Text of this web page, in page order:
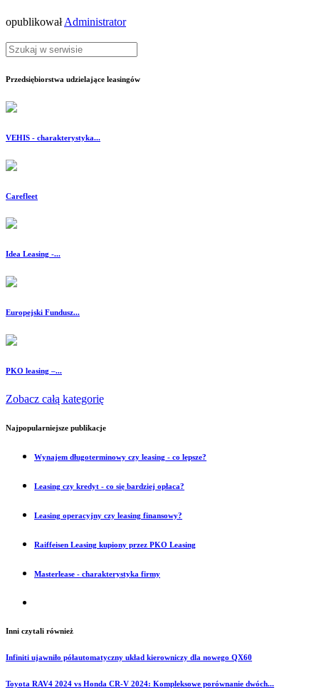
opublikował Administrator
Przedsiębiorstwa udzielające leasingów
VEHIS - charakterystyka...
Carefleet
Idea Leasing -...
Europejski Fundusz...
PKO leasing –...
Zobacz całą kategorię
Najpopularniejsze publikacje
Wynajem długoterminowy czy leasing - co lepsze?
Leasing czy kredyt - co się bardziej opłaca?
Leasing operacyjny czy leasing finansowy?
Raiffeisen Leasing kupiony przez PKO Leasing
Masterlease - charakterystyka firmy
Inni czytali również
Infiniti ujawniło półautomatyczny układ kierowniczy dla nowego QX60
Toyota RAV4 2024 vs Honda CR-V 2024: Kompleksowe porównanie dwóch...